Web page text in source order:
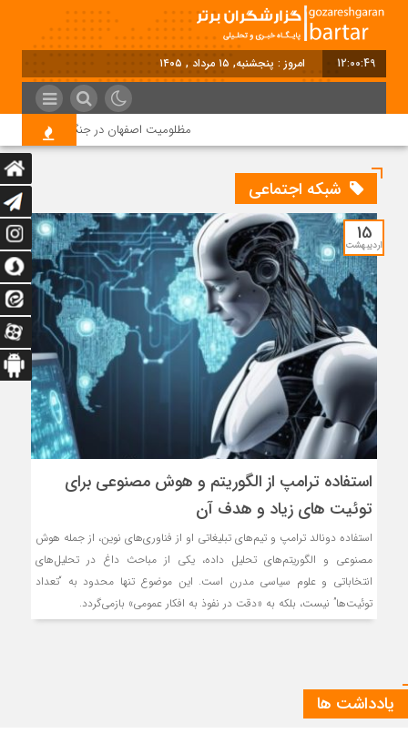
12:00:50 امروز : پنجشنبه, ۱۵ مرداد , ۱۴۰۵
مظلومیت اصفهان در جنگ رمضان
شبکه اجتماعی
15
اردیبهشت
استفاده ترامپ از الگوریتم و هوش مصنوعی برای
توئیت های زیاد و هدف آن
استفاده دونالد ترامپ و تیم‌های تبلیغاتی او از فناوری‌های نوین، از جمله هوش
مصنوعی و الگوریتم‌های تحلیل داده، یکی از مباحث داغ در تحلیل‌های
انتخاباتی و علوم سیاسی مدرن است. این موضوع تنها محدود به “تعداد
توئیت‌ها” نیست، بلکه به «دقت در نفوذ به افکار عمومی» بازمی‌گردد.
یادداشت ها